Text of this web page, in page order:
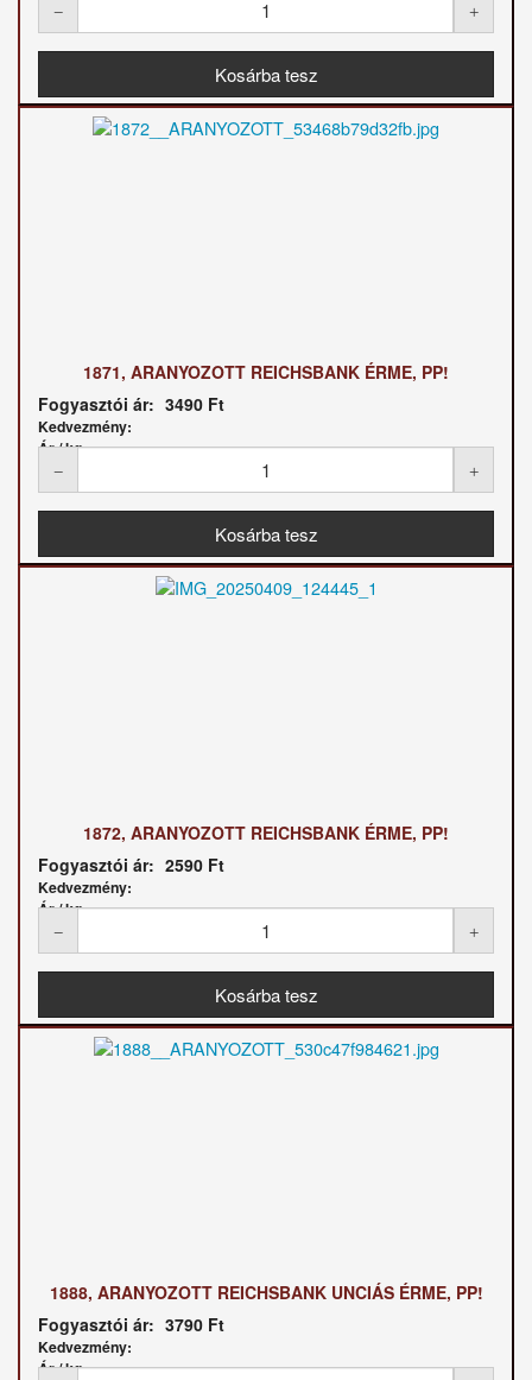
1871, ARANYOZOTT REICHSBANK ÉRME, PP!
Fogyasztói ár: 3490 Ft
Kedvezmény:
Ár / kg:
1872, ARANYOZOTT REICHSBANK ÉRME, PP!
Fogyasztói ár: 2590 Ft
Kedvezmény:
Ár / kg:
1888, ARANYOZOTT REICHSBANK UNCIÁS ÉRME, PP!
Fogyasztói ár: 3790 Ft
Kedvezmény:
Ár / kg: